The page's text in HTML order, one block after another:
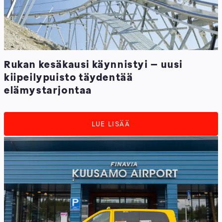
Rukan kesäkausi käynnistyi – uusi
kiipeilypuisto täydentää
elämystarjontaa
LUE LISÄÄ